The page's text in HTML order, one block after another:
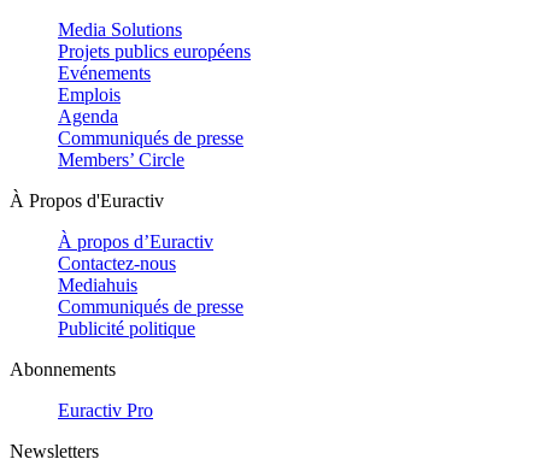
Media Solutions
Projets publics européens
Evénements
Emplois
Agenda
Communiqués de presse
Members’ Circle
À Propos d'Euractiv
À propos d’Euractiv
Contactez-nous
Mediahuis
Communiqués de presse
Publicité politique
Abonnements
Euractiv Pro
Newsletters